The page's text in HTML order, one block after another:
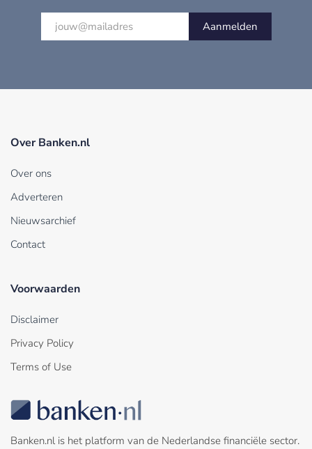
Aanmelden
Over Banken.nl
Over ons
Adverteren
Nieuwsarchief
Contact
Voorwaarden
Disclaimer
Privacy Policy
Terms of Use
Banken.nl is het platform van de Nederlandse financiële sector.